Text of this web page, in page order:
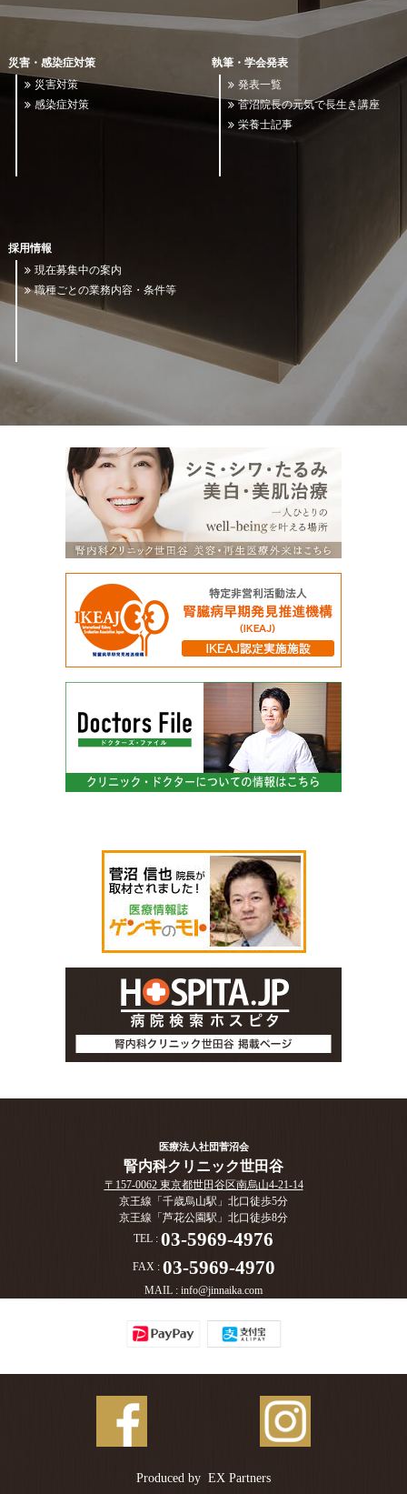
災害・感染症対策
災害対策
感染症対策
執筆・学会発表
発表一覧
菅沼院長の元気で長生き講座
栄養士記事
採用情報
現在募集中の案内
職種ごとの業務内容・条件等
医療法人社団菅沼会
腎内科クリニック世田谷
〒157-0062 東京都世田谷区南烏山4-21-14
京王線「千歳烏山駅」北口徒歩5分
京王線「芦花公園駅」北口徒歩8分
TEL : 03-5969-4976
FAX : 03-5969-4970
MAIL : info@jinnaika.com
Produced by EX Partners